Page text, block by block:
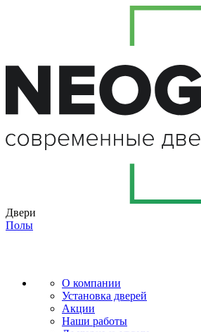
Двери
Полы
О компании
Установка дверей
Акции
Наши работы